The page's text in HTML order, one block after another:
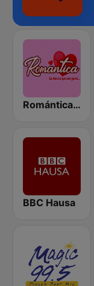
Romántica Radio
BBC Hausa